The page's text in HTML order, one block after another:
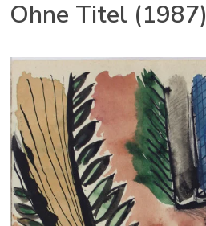
Ohne Titel (1987)